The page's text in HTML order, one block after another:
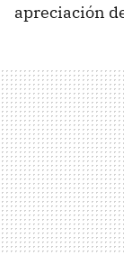
apreciación